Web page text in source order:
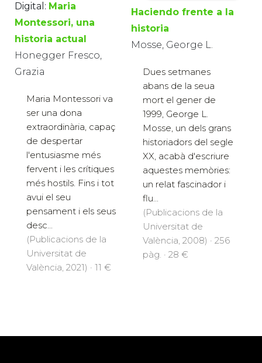
Digital: Maria
Montessori, una
historia actual
Honegger Fresco,
Grazia
Maria Montessori va
ser una dona
extraordinària, capaç
de despertar
l'entusiasme més
fervent i les crítiques
més hostils. Fins i tot
avui el seu
pensament i els seus
desc...
(Publicacions de la
Universitat de
València, 2021) · 11 €
Haciendo frente a la
historia
Mosse, George L.
Dues setmanes
abans de la seua
mort el gener de
1999, George L.
Mosse, un dels grans
historiadors del segle
XX, acabà d'escriure
aquestes memòries:
un relat fascinador i
flu...
(Publicacions de la
Universitat de
València, 2008) · 256
pàg. · 28 €